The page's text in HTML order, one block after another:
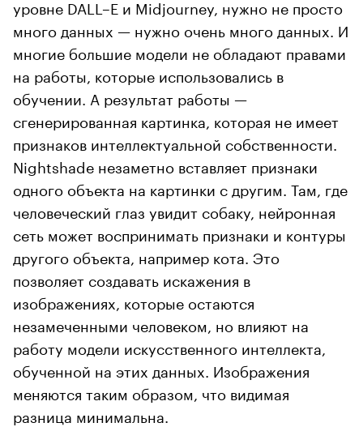
уровне DALL–E и Midjourney, нужно не просто
много данных — нужно очень много данных. И
многие большие модели не обладают правами
на работы, которые использовались в
обучении. А результат работы —
сгенерированная картинка, которая не имеет
признаков интеллектуальной собственности.
Nightshade незаметно вставляет признаки
одного объекта на картинки с другим. Там, где
человеческий глаз увидит собаку, нейронная
сеть может воспринимать признаки и контуры
другого объекта, например кота. Это
позволяет создавать искажения в
изображениях, которые остаются
незамеченными человеком, но влияют на
работу модели искусственного интеллекта,
обученной на этих данных. Изображения
меняются таким образом, что видимая
разница минимальна.